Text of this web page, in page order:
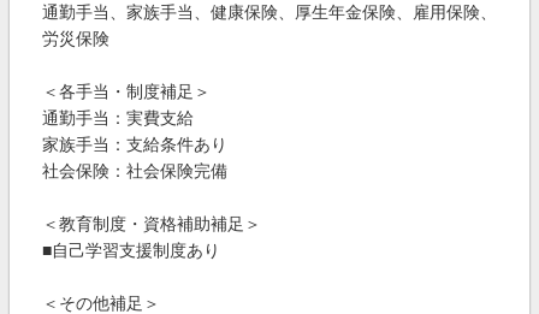
通勤手当、家族手当、健康保険、厚生年金保険、雇用保険、
労災保険
＜各手当・制度補足＞
通勤手当：実費支給
家族手当：支給条件あり
社会保険：社会保険完備
＜教育制度・資格補助補足＞
■自己学習支援制度あり
＜その他補足＞